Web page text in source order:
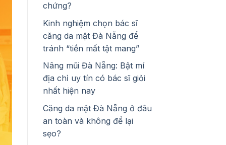
chứng?
Kinh nghiệm chọn bác sĩ
căng da mặt Đà Nẵng để
tránh “tiền mất tật mang”
Nâng mũi Đà Nẵng: Bật mí
địa chỉ uy tín có bác sĩ giỏi
nhất hiện nay
Căng da mặt Đà Nẵng ở đâu
an toàn và không để lại
sẹo?